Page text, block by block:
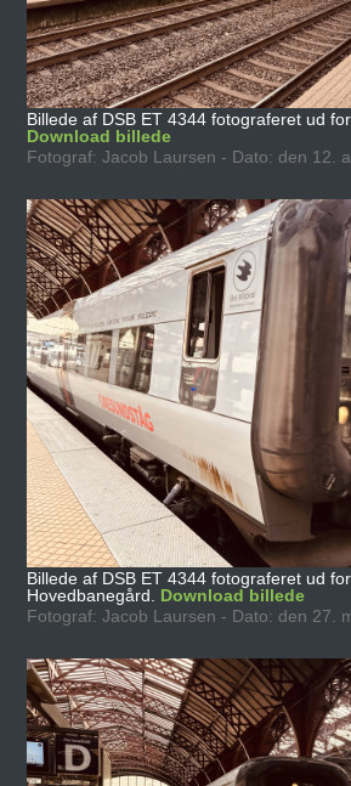
Billede af DSB ET 4344 fotograferet ud
Download billede
Fotograf: Jacob Laursen - Dato: den 12.
Billede af DSB ET 4344 fotograferet ud
Hovedbanegård. Download billede
Fotograf: Jacob Laursen - Dato: den 27.